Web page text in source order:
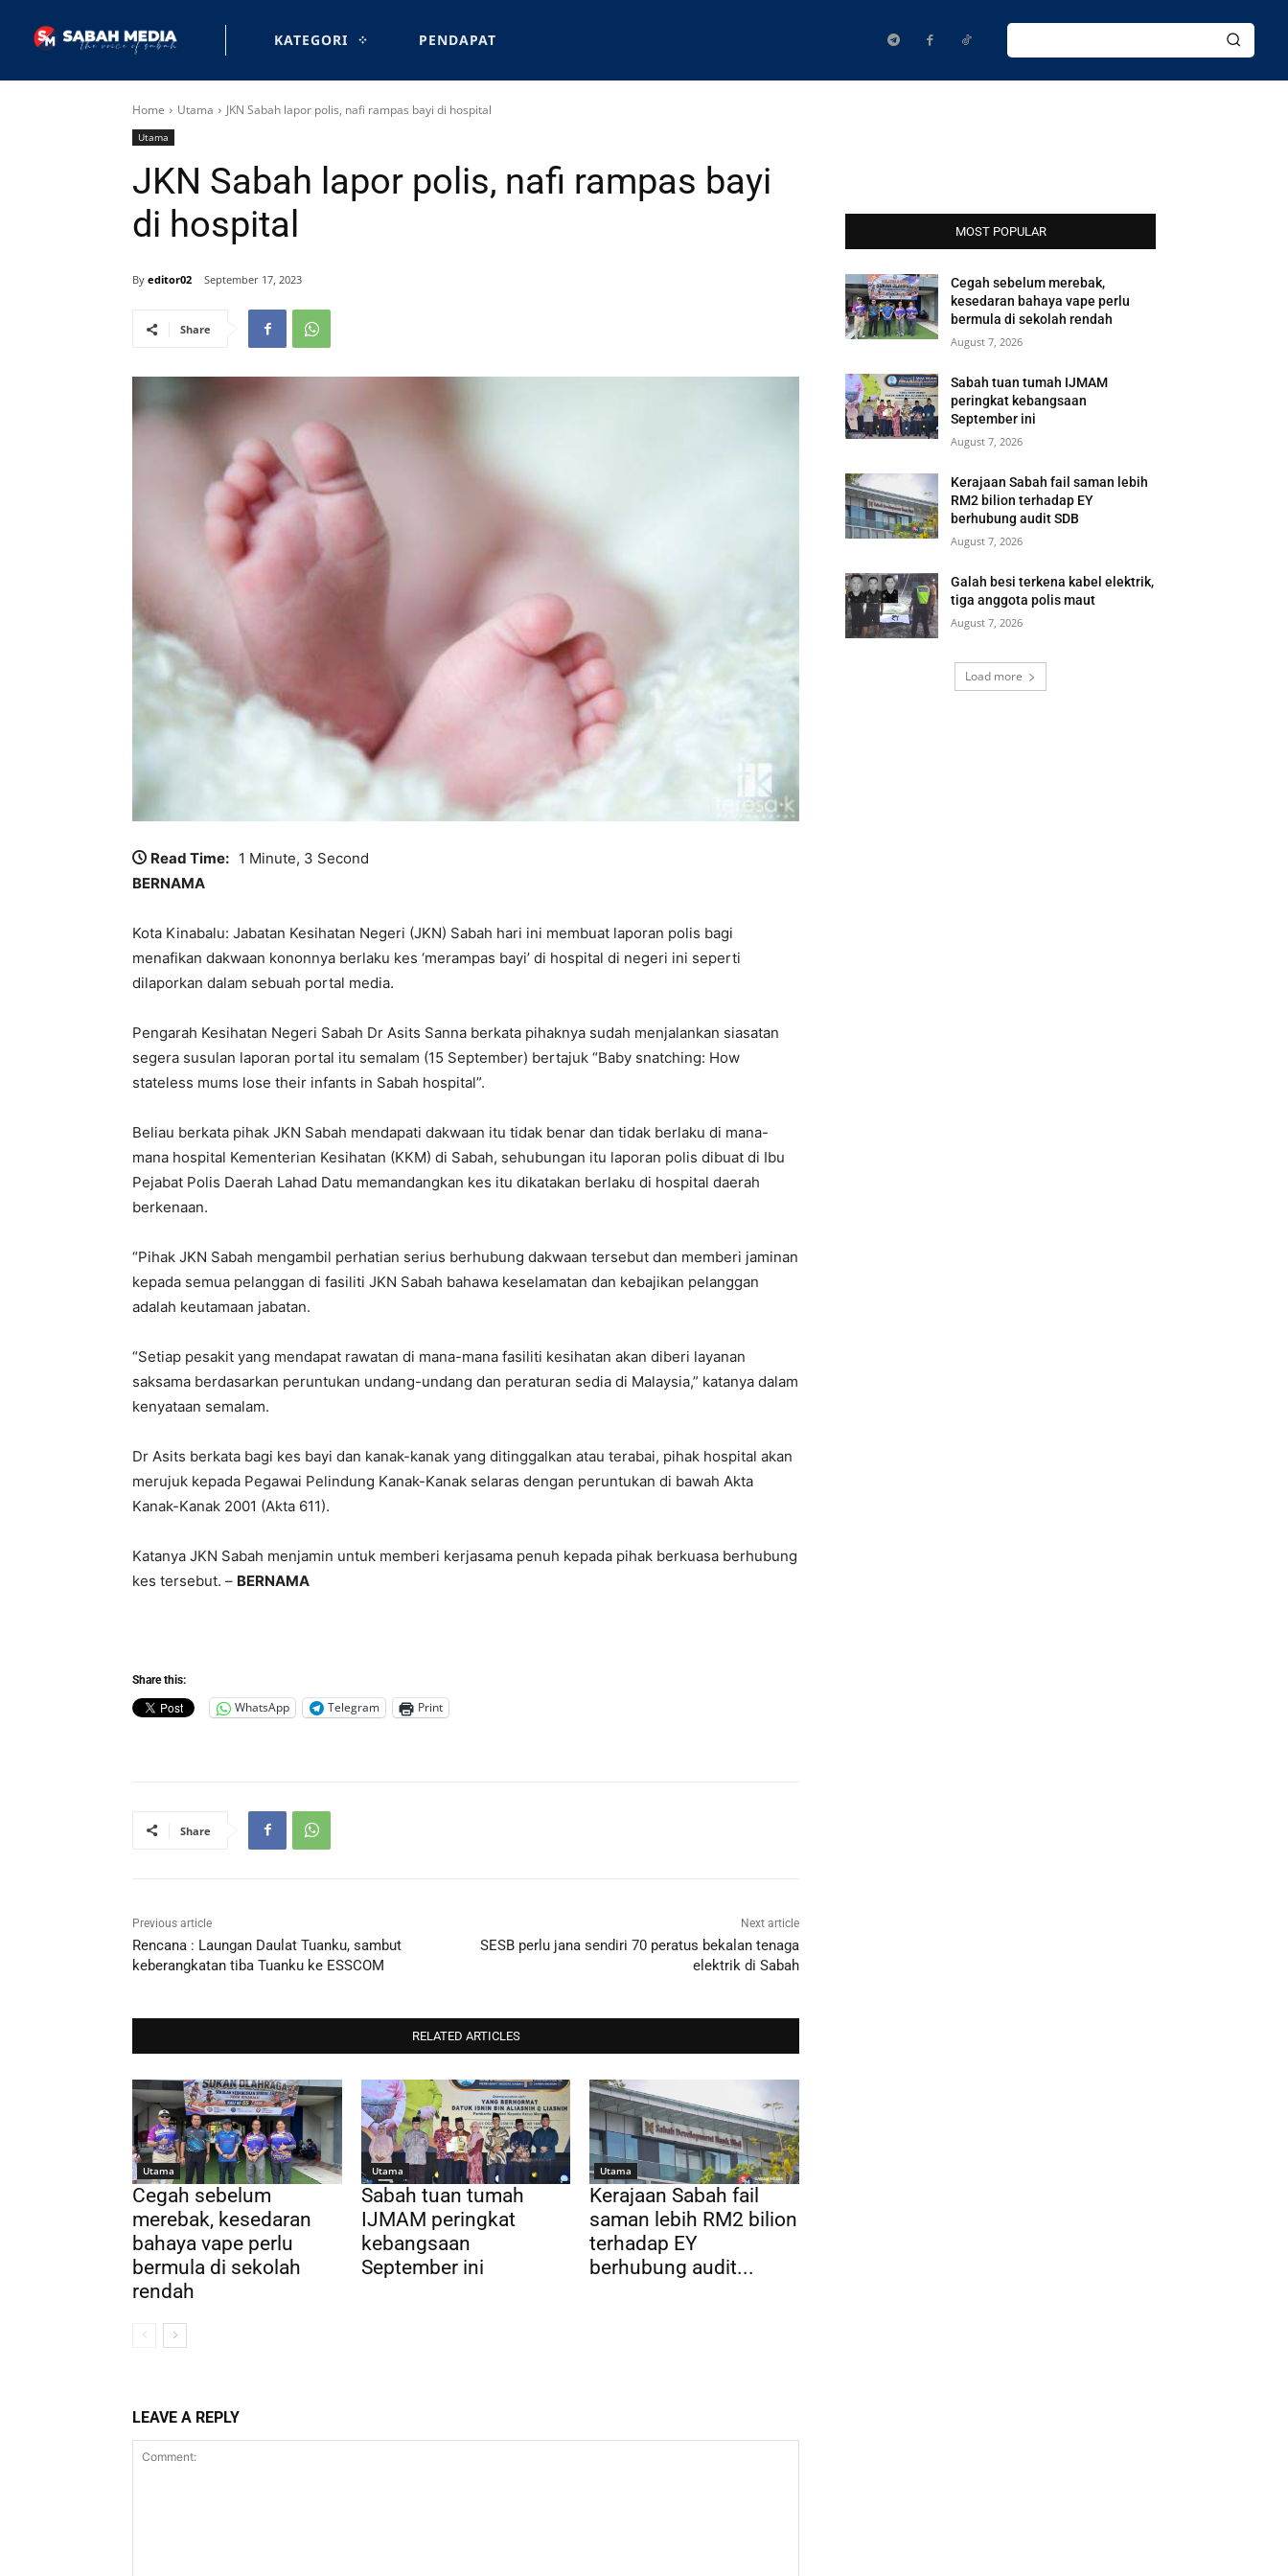
KATEGORI PENDAPAT
Home Utama JKN Sabah lapor polis, nafi rampas bayi di hospital
Utama
JKN Sabah lapor polis, nafi rampas bayi
di hospital
By editor02 September 17, 2023
Share
Read Time: 1 Minute, 3 Second
BERNAMA
Kota Kinabalu: Jabatan Kesihatan Negeri (JKN) Sabah hari ini membuat laporan polis bagi
menafikan dakwaan kononnya berlaku kes ‘merampas bayi’ di hospital di negeri ini seperti
dilaporkan dalam sebuah portal media.
Pengarah Kesihatan Negeri Sabah Dr Asits Sanna berkata pihaknya sudah menjalankan siasatan
segera susulan laporan portal itu semalam (15 September) bertajuk “Baby snatching: How
stateless mums lose their infants in Sabah hospital”.
Beliau berkata pihak JKN Sabah mendapati dakwaan itu tidak benar dan tidak berlaku di mana-
mana hospital Kementerian Kesihatan (KKM) di Sabah, sehubungan itu laporan polis dibuat di Ibu
Pejabat Polis Daerah Lahad Datu memandangkan kes itu dikatakan berlaku di hospital daerah
berkenaan.
“Pihak JKN Sabah mengambil perhatian serius berhubung dakwaan tersebut dan memberi jaminan
kepada semua pelanggan di fasiliti JKN Sabah bahawa keselamatan dan kebajikan pelanggan
adalah keutamaan jabatan.
“Setiap pesakit yang mendapat rawatan di mana-mana fasiliti kesihatan akan diberi layanan
saksama berdasarkan peruntukan undang-undang dan peraturan sedia di Malaysia,” katanya dalam
kenyataan semalam.
Dr Asits berkata bagi kes bayi dan kanak-kanak yang ditinggalkan atau terabai, pihak hospital akan
merujuk kepada Pegawai Pelindung Kanak-Kanak selaras dengan peruntukan di bawah Akta
Kanak-Kanak 2001 (Akta 611).
Katanya JKN Sabah menjamin untuk memberi kerjasama penuh kepada pihak berkuasa berhubung
kes tersebut. – BERNAMA
Share this:
WhatsApp Telegram Print
Share
Previous article
Rencana : Laungan Daulat Tuanku, sambut
keberangkatan tiba Tuanku ke ESSCOM
Next article
SESB perlu jana sendiri 70 peratus bekalan tenaga
elektrik di Sabah
RELATED ARTICLES
Utama
Cegah sebelum
merebak, kesedaran
bahaya vape perlu
bermula di sekolah
rendah
Utama
Sabah tuan tumah
IJMAM peringkat
kebangsaan
September ini
Utama
Kerajaan Sabah fail
saman lebih RM2 bilion
terhadap EY
berhubung audit...
LEAVE A REPLY
MOST POPULAR
Cegah sebelum merebak,
kesedaran bahaya vape perlu
bermula di sekolah rendah
August 7, 2026
Sabah tuan tumah IJMAM
peringkat kebangsaan
September ini
August 7, 2026
Kerajaan Sabah fail saman lebih
RM2 bilion terhadap EY
berhubung audit SDB
August 7, 2026
Galah besi terkena kabel elektrik,
tiga anggota polis maut
August 7, 2026
Load more